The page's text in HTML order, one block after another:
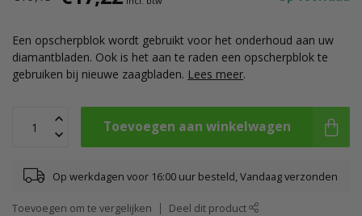
Een opscherpblok wordt gebruikt voor het onderhoud aan uw
diamantbladen. Ook is het aan te raden een opscherpblok te
gebruiken bij nieuwe zaagbladen. Lees meer.
Toevoegen aan winkelwagen
Op werkdagen voor 16:00 uur besteld, Vandaag verzonden
Toevoegen om te vergelijken Deel dit product